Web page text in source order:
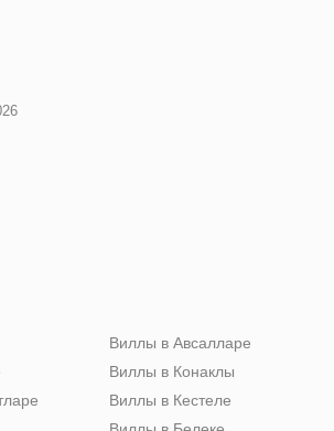
Виллы в Авсалларе
Виллы в Конаклы
Виллы в Кестеле